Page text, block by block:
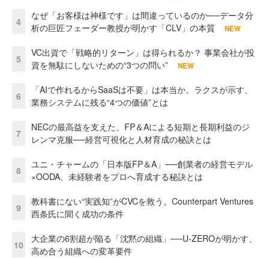
4
なぜ「お客様は神様です」は間違っているのか──データ分
析の巨匠フェーダー教授が明かす「CLV」の本質
NEW
5
VC出資で「戦略的リターン」は得られるか？ 事業会社が投
資を無駄にしないための“3つの問い”
NEW
6
「AIで作れるからSaaSは不要」は本当か。ラクスが示す、
業務システムに残る“4つの価値”とは
7
NECの最高益を支えた、FP＆Aによる短期と長期利益のジ
レンマ克服──経営可視化と人材育成の秘訣とは
8
ユニ・チャームの「日本版FP＆A」──創業者の経営モデル
×OODA、未経験者をプロへ育成する秘訣とは
9
教科書にない“実践知”がCVCを救う。Counterpart Ventures
西条氏に聞く成功の条件
10
大企業の6割超が陥る「沈黙の組織」──U-ZEROが明かす、
高め合う組織への変革要件